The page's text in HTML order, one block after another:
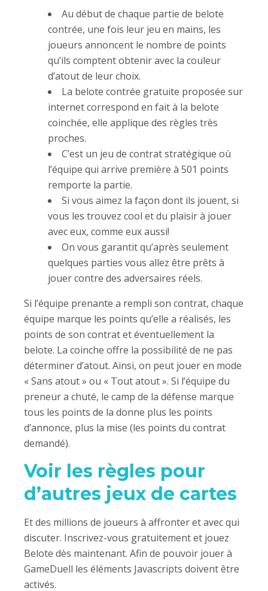
Au début de chaque partie de belote
contrée, une fois leur jeu en mains, les
joueurs annoncent le nombre de points
qu’ils comptent obtenir avec la couleur
d’atout de leur choix.
La belote contrée gratuite proposée sur
internet correspond en fait à la belote
coinchée, elle applique des règles très
proches.
C’est un jeu de contrat stratégique où
l’équipe qui arrive première à 501 points
remporte la partie.
Si vous aimez la façon dont ils jouent, si
vous les trouvez cool et du plaisir à jouer
avec eux, comme eux aussi!
On vous garantit qu’après seulement
quelques parties vous allez être prêts à
jouer contre des adversaires réels.
Si l’équipe prenante a rempli son contrat, chaque
équipe marque les points qu’elle a réalisés, les
points de son contrat et éventuellement la
belote. La coinche offre la possibilité de ne pas
déterminer d’atout. Ainsi, on peut jouer en mode
« Sans atout » ou « Tout atout ». Si l’équipe du
preneur a chuté, le camp de la défense marque
tous les points de la donne plus les points
d’annonce, plus la mise (les points du contrat
demandé).
Voir les règles pour
d’autres jeux de cartes
Et des millions de joueurs à affronter et avec qui
discuter. Inscrivez-vous gratuitement et jouez
Belote dès maintenant. Afin de pouvoir jouer à
GameDuell les éléments Javascripts doivent être
activés.